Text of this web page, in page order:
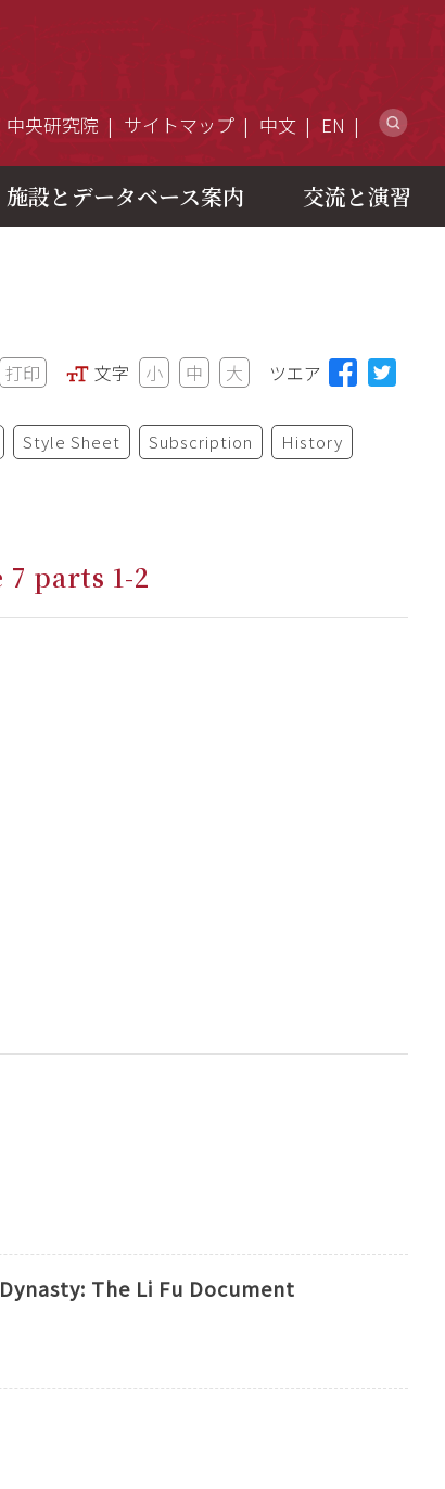
中央研究院 サイトマップ 中文 EN
施設とデータベース案内 交流と演習
打印 文字 小 中 大 ツエア
Style Sheet Subscription History
parts 1-2
The Li Fu Document